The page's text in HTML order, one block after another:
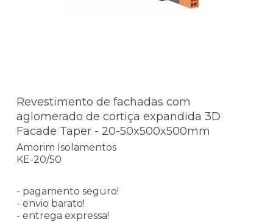
Revestimento de fachadas com
aglomerado de cortiça expandida 3D
Facade Taper - 20-50x500x500mm
Amorim Isolamentos
KE-20/50
- pagamento seguro!
- envio barato!
- entrega expressa!